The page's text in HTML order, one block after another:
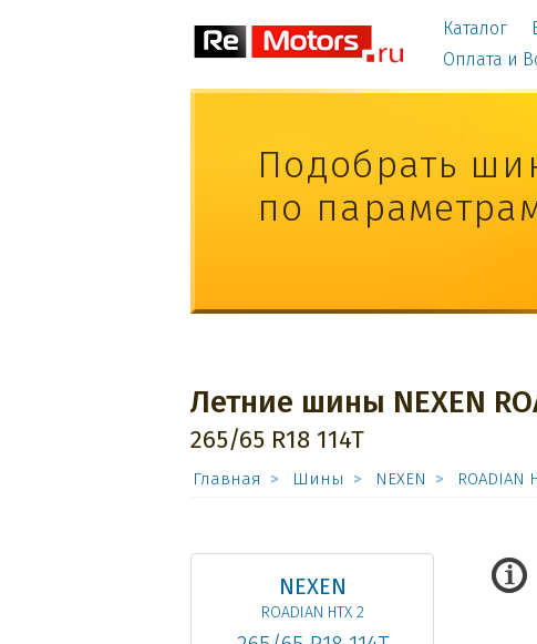
Каталог
Оплата и
Подобрать
по
Летние шины NEXEN
265/65 R18 114T
Главная Шины NEXEN ROADIAN
NEXEN
ROADIAN HTX 2